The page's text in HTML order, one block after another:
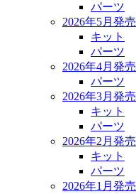
パーツ
2026年5月発売
キット
パーツ
2026年4月発売
パーツ
2026年3月発売
キット
パーツ
2026年2月発売
キット
パーツ
2026年1月発売